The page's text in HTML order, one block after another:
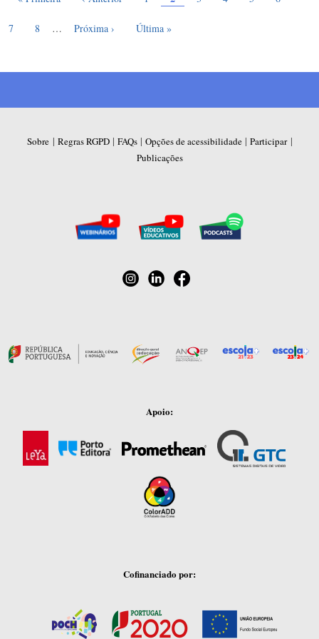
7 Page
8 … Próxima página
Próxima › Última página
Última »
Sobre | Regras RGPD| FAQs| Opções de acessibilidade| Participar|
Publicações
Apoio:
Cofinanciado por: